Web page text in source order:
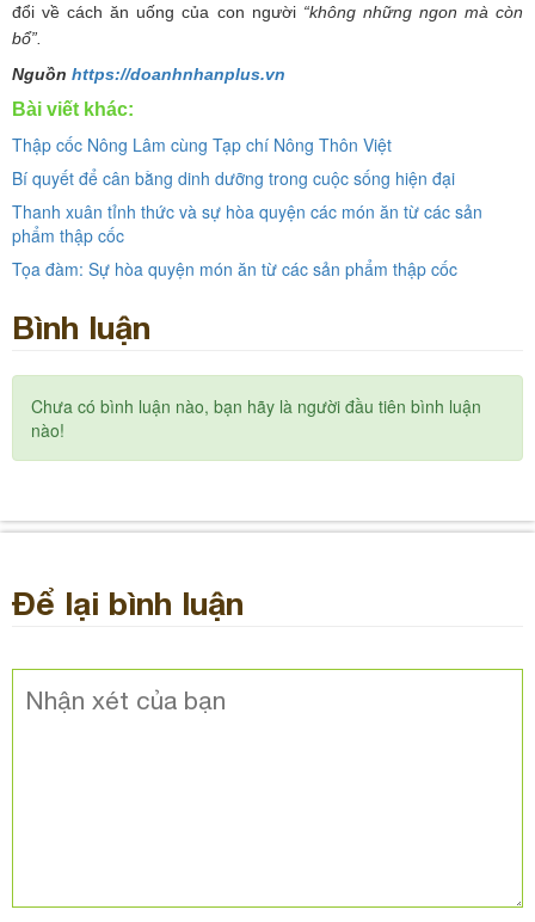
đổi về cách ăn uống của con người “không những ngon mà còn
bổ”.
Nguồn https://doanhnhanplus.vn
Bài viết khác:
Thập cốc Nông Lâm cùng Tạp chí Nông Thôn Việt
Bí quyết để cân bằng dinh dưỡng trong cuộc sống hiện đại
Thanh xuân tỉnh thức và sự hòa quyện các món ăn từ các sản
phẩm thập cốc
Tọa đàm: Sự hòa quyện món ăn từ các sản phẩm thập cốc
Bình luận
Chưa có bình luận nào, bạn hãy là người đầu tiên bình luận
nào!
Để lại bình luận